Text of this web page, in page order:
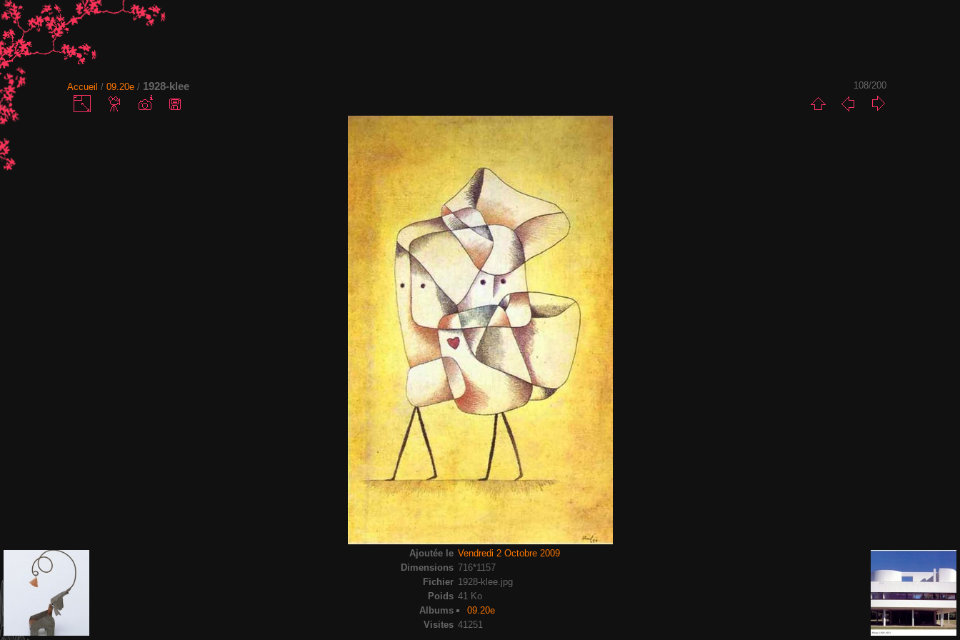
Accueil /09.20e / 1928-klee 108/200
Ajoutée le Vendredi 2 Octobre 2009
Dimensions 716*1157
Fichier 1928-klee.jpg
Poids 41 Ko
Albums
09.20e
Visites 41251